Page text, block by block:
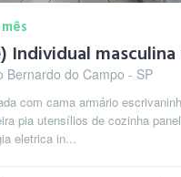
Individual masculina
Bernardo do Campo - SP
com cama armário
pia utensílios de cozinha
eletrica in...